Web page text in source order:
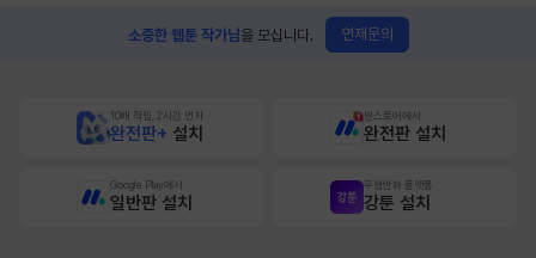
소중한 웹툰 작가님을 모십니다. 연재문의
10배 적립, 2시간 먼저
완전판+ 설치
원스토어에서
완전판 설치
Google Play에서
일반판 설치
무협만화 플랫폼
강툰 설치